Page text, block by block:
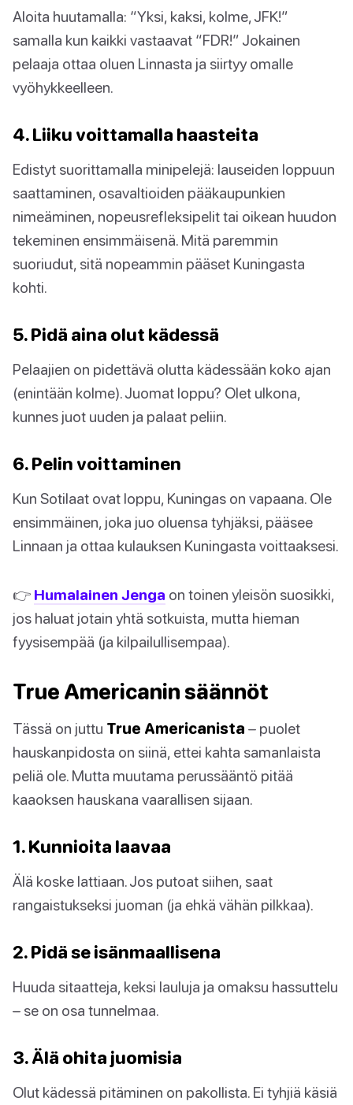
Aloita huutamalla: “Yksi, kaksi, kolme, JFK!”
samalla kun kaikki vastaavat “FDR!” Jokainen
pelaaja ottaa oluen Linnasta ja siirtyy omalle
vyöhykkeelleen.
4. Liiku voittamalla haasteita
Edistyt suorittamalla minipelejä: lauseiden loppuun
saattaminen, osavaltioiden pääkaupunkien
nimeäminen, nopeusrefleksipelit tai oikean huudon
tekeminen ensimmäisenä. Mitä paremmin
suoriudut, sitä nopeammin pääset Kuningasta
kohti.
5. Pidä aina olut kädessä
Pelaajien on pidettävä olutta kädessään koko ajan
(enintään kolme). Juomat loppu? Olet ulkona,
kunnes juot uuden ja palaat peliin.
6. Pelin voittaminen
Kun Sotilaat ovat loppu, Kuningas on vapaana. Ole
ensimmäinen, joka juo oluensa tyhjäksi, pääsee
Linnaan ja ottaa kulauksen Kuningasta voittaaksesi.
👉 Humalainen Jenga on toinen yleisön suosikki,
jos haluat jotain yhtä sotkuista, mutta hieman
fyysisempää (ja kilpailullisempaa).
True Americanin säännöt
Tässä on juttu True Americanista – puolet
hauskanpidosta on siinä, ettei kahta samanlaista
peliä ole. Mutta muutama perussääntö pitää
kaaoksen hauskana vaarallisen sijaan.
1. Kunnioita laavaa
Älä koske lattiaan. Jos putoat siihen, saat
rangaistukseksi juoman (ja ehkä vähän pilkkaa).
2. Pidä se isänmaallisena
Huuda sitaatteja, keksi lauluja ja omaksu hassuttelu
– se on osa tunnelmaa.
3. Älä ohita juomisia
Olut kädessä pitäminen on pakollista. Ei tyhjiä käsiä